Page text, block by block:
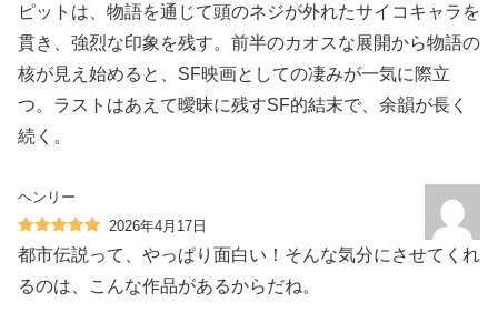
ピットは、物語を通じて頭のネジが外れたサイコキャラを
貫き、強烈な印象を残す。前半のカオスな展開から物語の
核が見え始めると、SF映画としての凄みが一気に際立
つ。ラストはあえて曖昧に残すSF的結末で、余韻が長く
続く。
ヘンリー
2026年4月17日
都市伝説って、やっぱり面白い！そんな気分にさせてくれ
るのは、こんな作品があるからだね。